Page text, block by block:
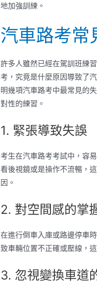
地加強訓練。
汽車路考常
許多人雖然已經在駕訓班練
考，究竟是什麼原因導致了
明幾項汽車路考中最常見的
對性的練習。
1. 緊張導致失誤
考生在汽車路考考試中，容
看後視鏡或是操作不流暢，
因。
2. 對空間感的掌
在進行倒車入庫或路邊停車
致車輛位置不正確或壓線，
3. 忽視變換車道